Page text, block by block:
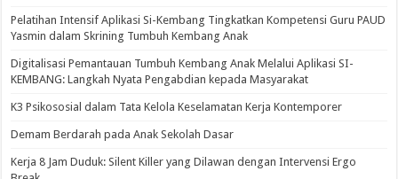
Pelatihan Intensif Aplikasi Si-Kembang Tingkatkan Kompetensi Guru PAUD
Yasmin dalam Skrining Tumbuh Kembang Anak
Digitalisasi Pemantauan Tumbuh Kembang Anak Melalui Aplikasi SI-
KEMBANG: Langkah Nyata Pengabdian kepada Masyarakat
K3 Psikososial dalam Tata Kelola Keselamatan Kerja Kontemporer
Demam Berdarah pada Anak Sekolah Dasar
Kerja 8 Jam Duduk: Silent Killer yang Dilawan dengan Intervensi Ergo